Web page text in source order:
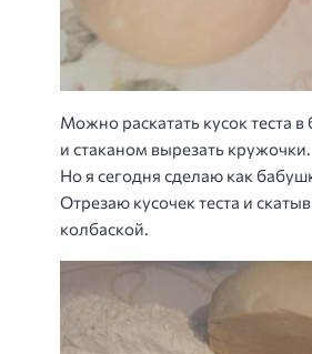
Можно раскатать кусок теста
и стаканом вырезать кружочки.
Но я сегодня сделаю как
Отрезаю кусочек теста и
колбаской.